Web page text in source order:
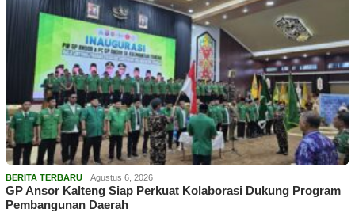
BERITA TERBARU Agustus 6, 2026
GP Ansor Kalteng Siap Perkuat Kolaborasi Dukung Program
Pembangunan Daerah